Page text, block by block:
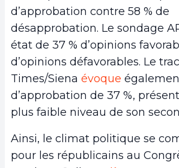
d’approbation contre 58 % de
désapprobation. Le sondage
état de 37 % d’opinions
d’opinions défavorables. Le
Times/Siena évoque
d’approbation de 37 %,
plus faible niveau de son
Ainsi, le climat politique se
pour les républicains au